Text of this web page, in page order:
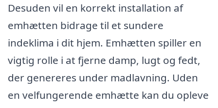
Desuden vil en korrekt installation af
emhætten bidrage til et sundere
indeklima i dit hjem. Emhætten spiller en
vigtig rolle i at fjerne damp, lugt og fedt,
der genereres under madlavning. Uden
en velfungerende emhætte kan du opleve